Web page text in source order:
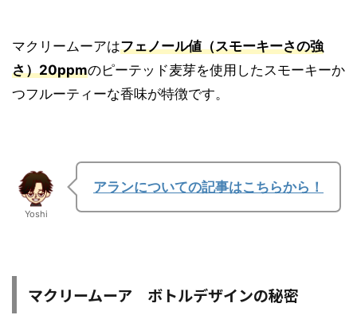
マクリームーアはフェノール値（スモーキーさの強
さ）20ppmのピーテッド麦芽を使用したスモーキーか
つフルーティーな香味が特徴です。
Yoshi
アランについての記事はこちらから！
マクリームーア ボトルデザインの秘密